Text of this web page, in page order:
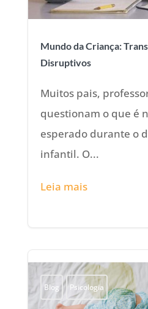
Mundo da Criança:
Disruptivos
Muitos pais,
questionam o que é
esperado durante o
infantil. O...
Leia mais
Blog Psicologia